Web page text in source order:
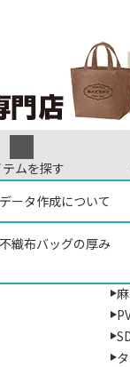
テムを探す
袋･バッグについて
デザイン参考集
不織布バッグの厚み
データ作成について
門店キラメック >トー
ンバス